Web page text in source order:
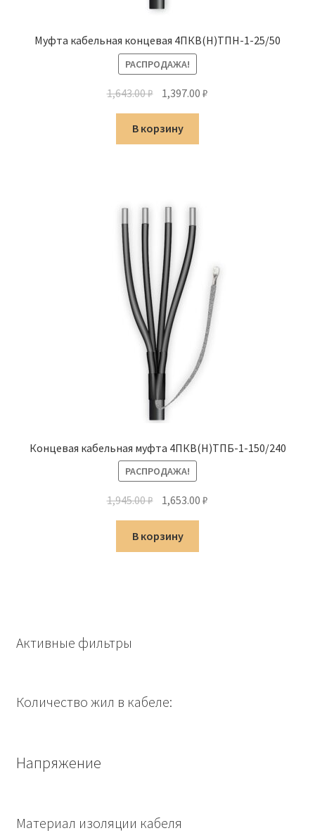
Муфта кабельная концевая 4ПКВ(Н)ТПН-1-25/50
РАСПРОДАЖА!
1,643.00₽ Первоначальная
составляла
1,643.00 ₽.
1,397.00₽
В корзину
Концевая кабельная муфта 4ПКВ(Н)ТПБ-1-150/240
РАСПРОДАЖА!
1,945.00₽ Первоначальная
составляла
1,945.00 ₽.
1,653.00₽
В корзину
Активные фильтры
Количество жил в кабеле:
Напряжение
Материал изоляции кабеля